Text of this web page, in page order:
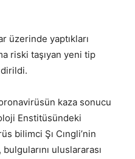
üzerinde yaptıkları
riski taşıyan yeni tip
kaza sonucu
Enstitüsündeki
bilimci Şı Cıngli’nin
uluslararası